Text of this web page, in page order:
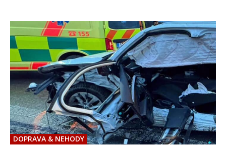
DOPRAVA & NEHODY